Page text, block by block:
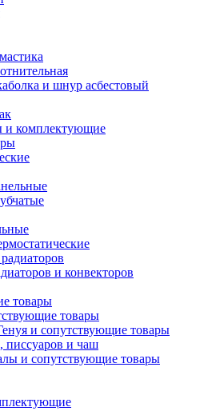
и шнур асбестовый
и комплектующие
и конвекторов
товары
товары
и сопутствующие товары
писсуаров и чаш
и сопутствующие товары